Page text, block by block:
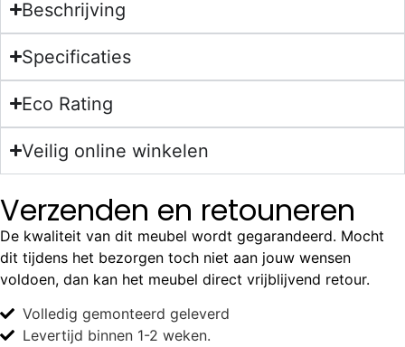
Beschrijving
Specificaties
Eco Rating
Veilig online winkelen
Verzenden en retouneren
De kwaliteit van dit meubel wordt gegarandeerd. Mocht
dit tijdens het bezorgen toch niet aan jouw wensen
voldoen, dan kan het meubel direct vrijblijvend retour.
Volledig gemonteerd geleverd
Levertijd binnen 1-2 weken.